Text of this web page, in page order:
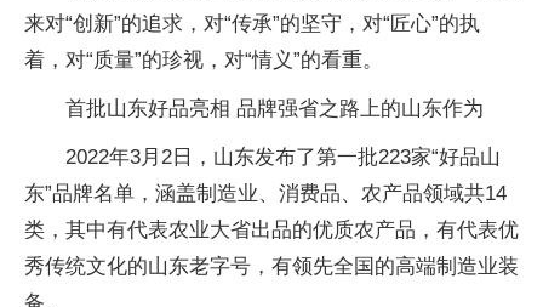
来对“创新”的追求，对“传承”的坚守，对“匠心”的执
着，对“质量”的珍视，对“情义”的看重。
首批山东好品亮相 品牌强省之路上的山东作为
2022年3月2日，山东发布了第一批223家“好品山
东”品牌名单，涵盖制造业、消费品、农产品领域共14
类，其中有代表农业大省出品的优质农产品，有代表优
秀传统文化的山东老字号，有领先全国的高端制造业装
备。